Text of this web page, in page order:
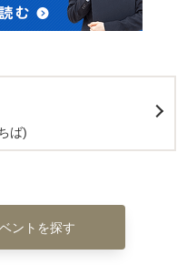
ば)
ントを探す